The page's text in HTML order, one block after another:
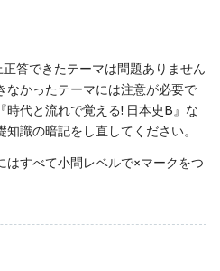
答できたテーマは問題ありません
なかったテーマには注意が必要で
時代と流れで覚える! 日本史B』な
識の暗記をし直してください。
はすべて小問レベルで×マークをつ